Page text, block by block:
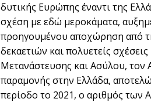
δυτικής Ευρώπης έναντι της
σχέση µε εδώ µεροκάµατα,
προηγουµένου αποχώρηση από
δεκαετιών και πολυετείς
Μετανάστευσης και Ασύλου, τον
παραµονής στην Ελλάδα,
περίοδο το 2021, ο αριθµός των